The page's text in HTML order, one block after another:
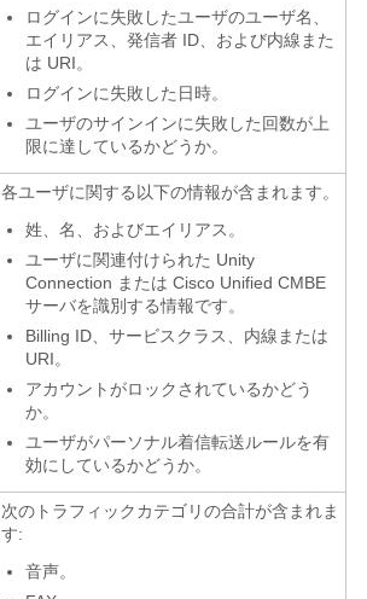
ログインに失敗したユーザのユーザ名、
エイリアス、発信者 ID、および内線また
は URI。
ログインに失敗した日時。
ユーザのサインインに失敗した回数が上
限に達しているかどうか。
各ユーザに関する以下の情報が含まれます。
姓、名、およびエイリアス。
ユーザに関連付けられた Unity
Connection または Cisco Unified CMBE
サーバを識別する情報です。
Billing ID、サービスクラス、内線または
URI。
アカウントがロックされているかどう
か。
ユーザがパーソナル着信転送ルールを有
効にしているかどうか。
次のトラフィックカテゴリの合計が含まれま
す:
音声。